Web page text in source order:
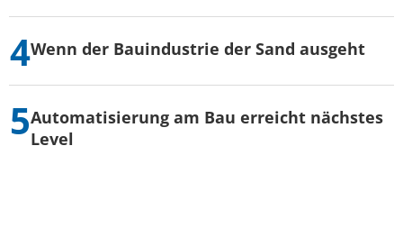
Wenn der Bauindustrie der Sand ausgeht
Automatisierung am Bau erreicht nächstes
Level